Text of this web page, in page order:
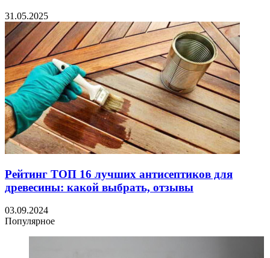
31.05.2025
Рейтинг ТОП 16 лучших антисептиков для
древесины: какой выбрать, отзывы
03.09.2024
Популярное